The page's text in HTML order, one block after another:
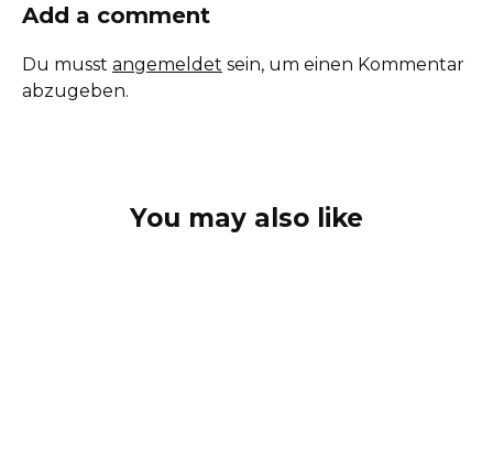
Add a comment
Du musst angemeldet sein, um einen Kommentar
abzugeben.
You may also like